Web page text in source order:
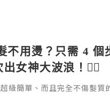
不用燙？只需 4 個
女神大波浪！💇‍♀️
級簡單、而且完全不傷髮